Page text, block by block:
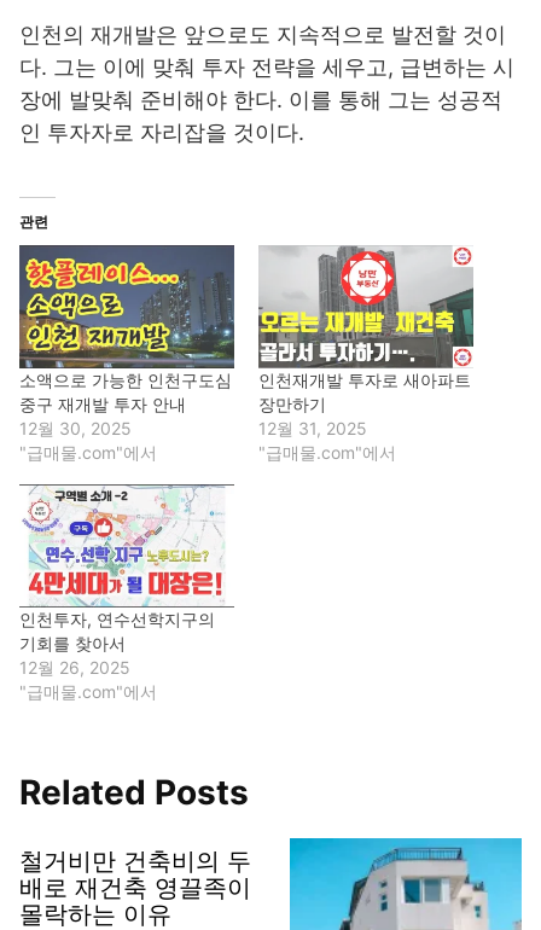
인천의 재개발은 앞으로도 지속적으로 발전할 것이
다. 그는 이에 맞춰 투자 전략을 세우고, 급변하는 시
장에 발맞춰 준비해야 한다. 이를 통해 그는 성공적
인 투자자로 자리잡을 것이다.
관련
소액으로 가능한 인천구도심
중구 재개발 투자 안내
12월 30, 2025
"급매물.com"에서
인천재개발 투자로 새아파트
장만하기
12월 31, 2025
"급매물.com"에서
인천투자, 연수선학지구의
기회를 찾아서
12월 26, 2025
"급매물.com"에서
Related Posts
철거비만 건축비의 두
배로 재건축 영끌족이
몰락하는 이유